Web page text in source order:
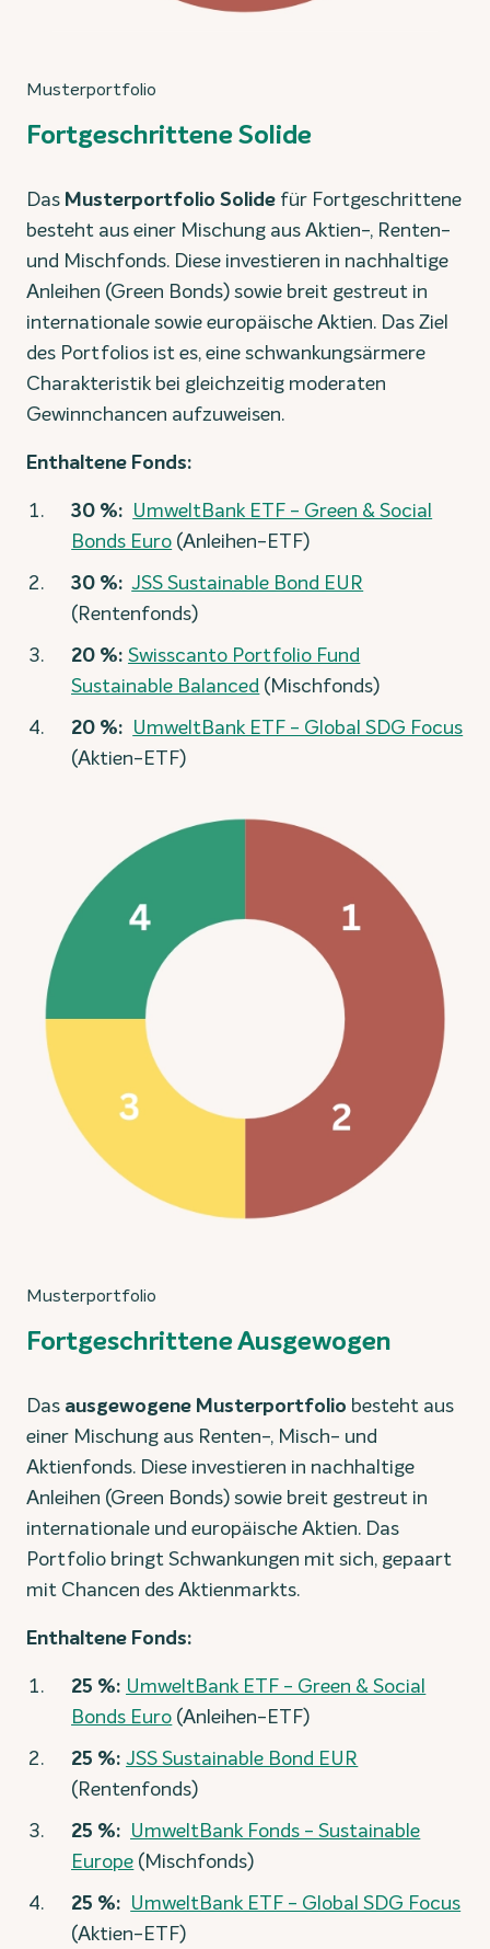
Musterportfolio
Fortgeschrittene Solide
Das Musterportfolio Solide für Fortgeschrittene
besteht aus einer Mischung aus Aktien-, Renten-
und Mischfonds. Diese investieren in nachhaltige
Anleihen (Green Bonds) sowie breit gestreut in
internationale sowie europäische Aktien. Das Ziel
des Portfolios ist es, eine schwankungsärmere
Charakteristik bei gleichzeitig moderaten
Gewinnchancen aufzuweisen.
Enthaltene Fonds:
30 %: UmweltBank ETF - Green & Social
Bonds Euro (Anleihen-ETF)
30 %: JSS Sustainable Bond EUR
(Rentenfonds)
20 %:Swisscanto Portfolio Fund
Sustainable Balanced (Mischfonds)
20 %: UmweltBank ETF - Global SDG Focus
(Aktien-ETF)
Musterportfolio
Fortgeschrittene Ausgewogen
Das ausgewogene Musterportfolio besteht aus
einer Mischung aus Renten-, Misch- und
Aktienfonds. Diese investieren in nachhaltige
Anleihen (Green Bonds) sowie breit gestreut in
internationale und europäische Aktien. Das
Portfolio bringt Schwankungen mit sich, gepaart
mit Chancen des Aktienmarkts.
Enthaltene Fonds:
25 %: UmweltBank ETF - Green & Social
Bonds Euro (Anleihen-ETF)
25 %:JSS Sustainable Bond EUR
(Rentenfonds)
25 %: UmweltBank Fonds - Sustainable
Europe (Mischfonds)
25 %: UmweltBank ETF - Global SDG Focus
(Aktien-ETF)